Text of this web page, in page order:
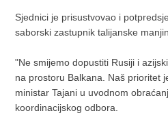
Sjednici je prisustvovao i
saborski zastupnik talijanske
"Ne smijemo dopustiti Rusiji i
na prostoru Balkana. Naš prioritet
ministar Tajani u uvodnom
koordinacijskog odbora.